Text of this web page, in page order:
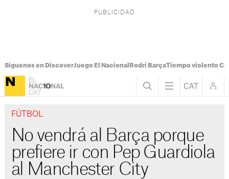
Síguenos en DiscoverJuego El Nacional Rodri BarçaTiempo violento
FÚTBOL
No vendrá al Barça porque
prefiere ir con Pep Guardiola
al Manchester City